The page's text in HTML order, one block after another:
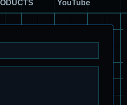
YouTube